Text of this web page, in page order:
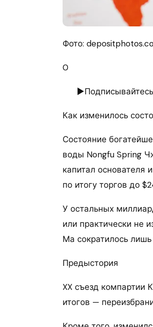
Фото:
0
Как изменилось
Состояние
воды Nongfu Spring
капитал основателя
по итогу торгов до
У остальных
или практически не
Ма сократилось
Предыстория
XX съезд компартии
итогов —